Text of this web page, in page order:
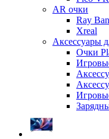
AR очки
Ray Ban
Xreal
Аксессуары
Очки